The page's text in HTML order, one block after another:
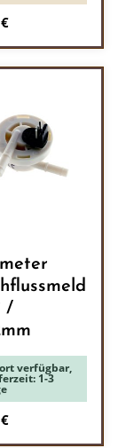
Preis:
/
verfügbar,
1-3
Preis: